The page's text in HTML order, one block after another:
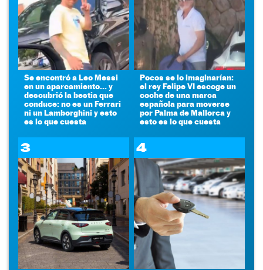
Se encontró a Leo Messi
en un aparcamiento... y
descubrió la bestia que
conduce: no es un Ferrari
ni un Lamborghini y esto
es lo que cuesta
Pocos se lo imaginarían:
el rey Felipe VI escoge un
coche de una marca
española para moverse
por Palma de Mallorca y
esto es lo que cuesta
3 4